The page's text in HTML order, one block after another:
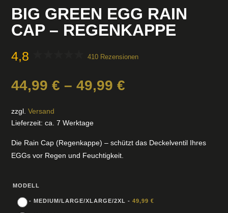
BIG GREEN EGG RAIN
CAP – REGENKAPPE
4,8 410 Rezensionen
44,99€ –49,99€
zzgl.Versand
Lieferzeit: ca. 7 Werktage
Die Rain Cap (Regenkappe) – schützt das Deckelventil Ihres
EGGs vor Regen und Feuchtigkeit.
MODELL
- MEDIUM/LARGE/XLARGE/2XL -49,99€